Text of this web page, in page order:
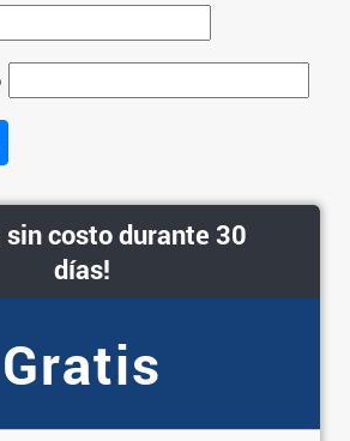
sin costo durante 30
días!
Gratis